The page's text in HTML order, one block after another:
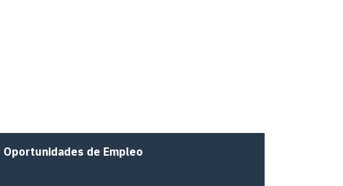
Oportunidades de Empleo